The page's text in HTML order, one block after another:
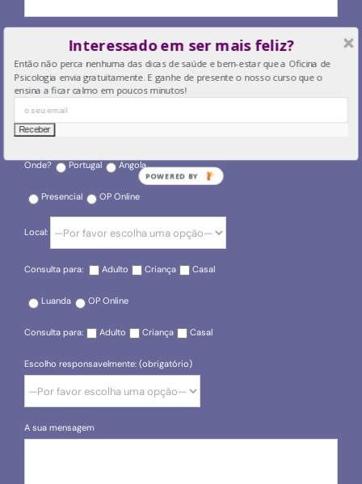
O seu telefone
Onde? Portugal Angola
Presencial OP Online
Local:
Consulta para: Adulto Criança Casal
Luanda OP Online
Consulta para: Adulto Criança Casal
Escolho responsavelmente: (obrigatório)
A sua mensagem
Interessado em ser mais feliz?
Então não perca nenhuma das dicas de saúde e bem-estar que a Oficina de
Psicologia envia gratuitamente. E ganhe de presente o nosso curso que o
ensina a ficar calmo em poucos minutos!
POWERED BY